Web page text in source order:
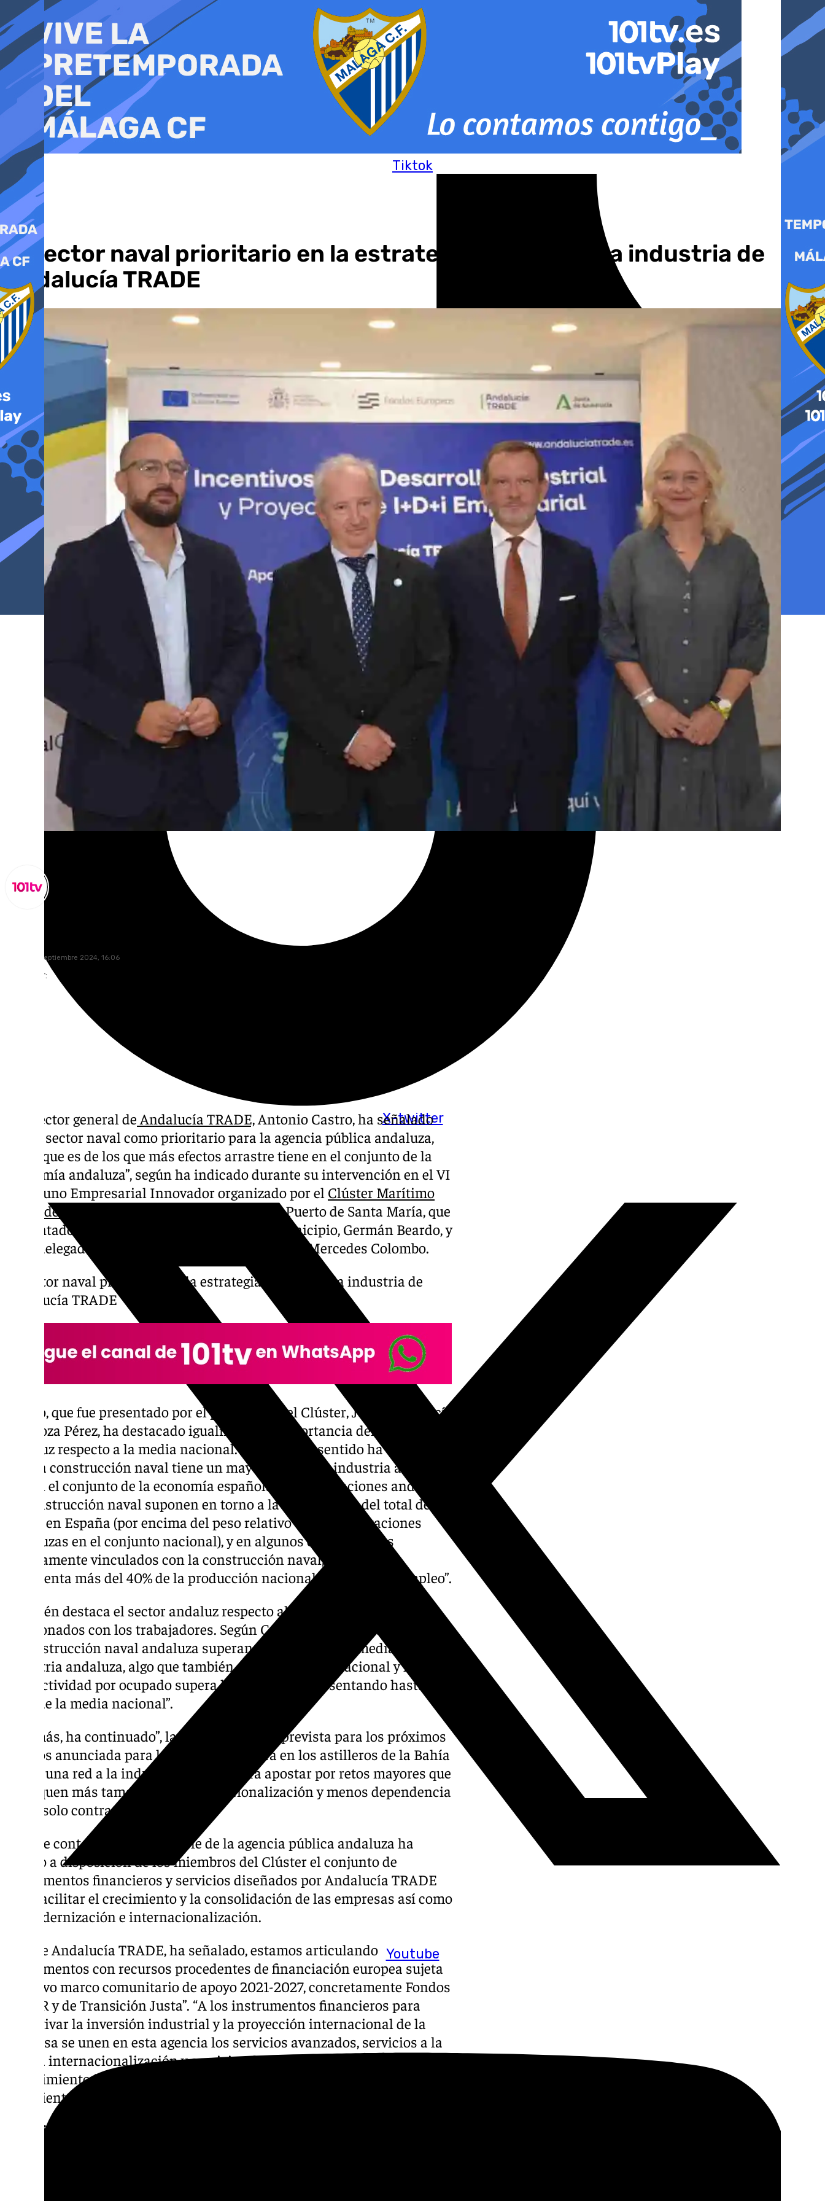
al
contenido
Tiktok
X-twitter
Youtube
El sector naval prioritario en la estrategia de apoyo a la industria de
Andalucía TRADE
jueves, 26 septiembre 2024, 16:06
Compartir:
El director general de Andalucía TRADE, Antonio Castro, ha señalado
hoy al sector naval como prioritario para la agencia pública andaluza,
“dado que es de los que más efectos arrastre tiene en el conjunto de la
economía andaluza”, según ha indicado durante su intervención en el VI
Desayuno Empresarial Innovador organizado por el Clúster Marítimo
Naval de Cádiz
en la localidad gaditana de El Puerto de Santa María, que
ha contado con la presencia del alcalde del municipio, Germán Beardo, y
de la delegada del Gobierno de la Junta en Cádiz, Mercedes Colombo.
El sector naval prioritario en la estrategia de apoyo a la industria de
Andalucía TRADE
Castro, que fue presentado por el presidente del Clúster, José Luis García
Zaragoza Pérez, ha destacado igualmente la importancia del sector
andaluz respecto a la media nacional. En este este sentido ha apuntado
que “la construcción naval tiene un mayor peso en la industria andaluza
que en el conjunto de la economía española, las exportaciones andaluzas
de construcción naval suponen en torno a la quinta parte del total del
sector en España (por encima del peso relativo de las exportaciones
andaluzas en el conjunto nacional), y en algunos capítulos más
directamente vinculados con la construcción naval, Andalucía
representa más del 40% de la producción nacional y del 35% del empleo”.
También destaca el sector andaluz respecto al español en aspectos
relacionados con los trabajadores. Según Castro, “los salarios medios en
la construcción naval andaluza superan ampliamente la media de la
industria andaluza, algo que también sucede a escala nacional y la
productividad por ocupado supera la española, representando hasta un
132% de la media nacional”.
“Además, ha continuado”, la carga de trabajo prevista para los próximos
10 años anunciada para la empresa tractora en los astilleros de la Bahía
ofrece una red a la industria auxiliar para apostar por retos mayores que
impliquen más tamaño, más internacionalización y menos dependencia
de un solo contratante”.
En este contexto, el responsable de la agencia pública andaluza ha
puesto a disposición de los miembros del Clúster el conjunto de
instrumentos financieros y servicios diseñados por Andalucía TRADE
para facilitar el crecimiento y la consolidación de las empresas así como
su modernización e internacionalización.
“Desde Andalucía TRADE, ha señalado, estamos articulando
instrumentos con recursos procedentes de financiación europea sujeta
al nuevo marco comunitario de apoyo 2021-2027, concretamente Fondos
FEDER y de Transición Justa”. “A los instrumentos financieros para
incentivar la inversión industrial y la proyección internacional de la
empresa se unen en esta agencia los servicios avanzados, servicios a la
propia internacionalización y servicios de transferencia de
conocimiento imprescindibles en una economía de alto valor, sostenible
y resiliente ante los vaivenes del devenir económico”.
244 millones para generar 500 millones